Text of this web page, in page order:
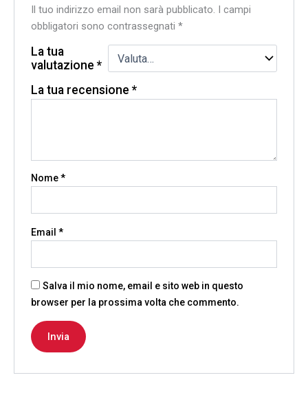
Il tuo indirizzo email non sarà pubblicato. I campi
obbligatori sono contrassegnati*
La tua
valutazione*
La tua recensione*
Nome*
Email*
Salva il mio nome, email e sito web in questo
browser per la prossima volta che commento.